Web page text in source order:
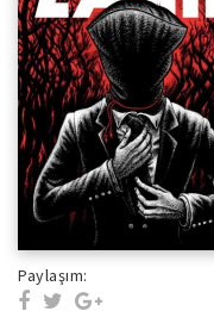
Paylaşım: